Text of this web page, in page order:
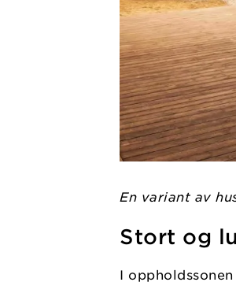
En variant av
Stort og
I